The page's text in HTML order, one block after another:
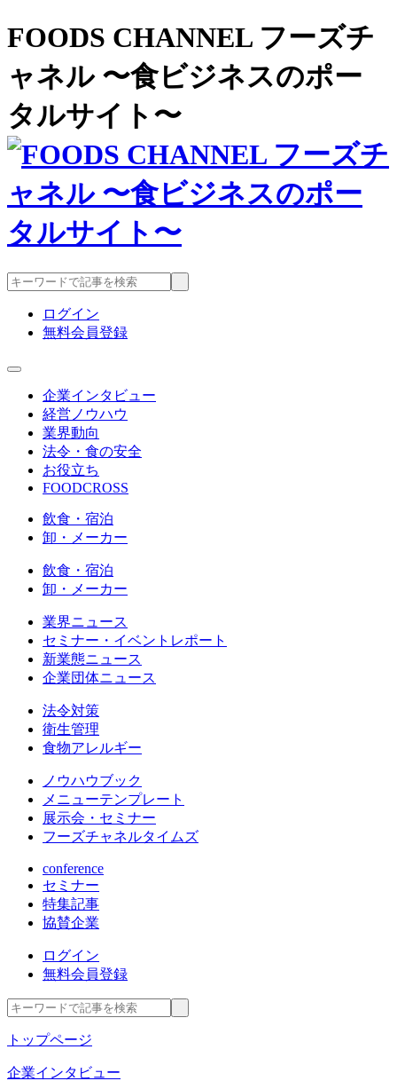
FOODS CHANNEL フーズチ
ャネル 〜食ビジネスのポー
タルサイト〜
ログイン
無料会員登録
企業インタビュー
経営ノウハウ
業界動向
法令・食の安全
お役立ち
FOODCROSS
飲食・宿泊
卸・メーカー
飲食・宿泊
卸・メーカー
業界ニュース
セミナー・イベントレポート
新業態ニュース
企業団体ニュース
法令対策
衛生管理
食物アレルギー
ノウハウブック
メニューテンプレート
展示会・セミナー
フーズチャネルタイムズ
conference
セミナー
特集記事
協賛企業
ログイン
無料会員登録
トップページ
企業インタビュー